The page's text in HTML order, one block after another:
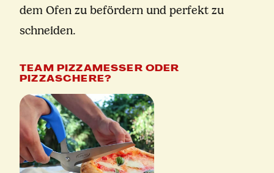
dem Ofen zu befördern und perfekt zu
schneiden.
TEAM PIZZAMESSER ODER
PIZZASCHERE?